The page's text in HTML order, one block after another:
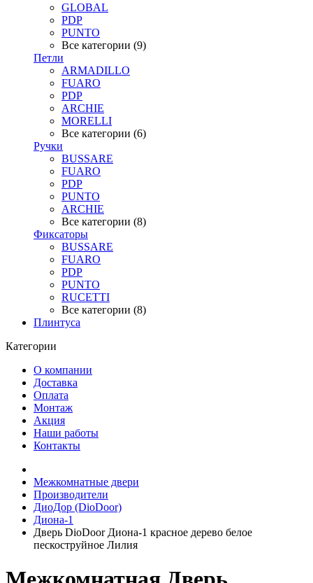
GLOBAL
PDP
PUNTO
Все категории (9)
Петли
ARMADILLO
FUARO
PDP
ARCHIE
MORELLI
Все категории (6)
Ручки
BUSSARE
FUARO
PDP
PUNTO
ARCHIE
Все категории (8)
Фиксаторы
BUSSARE
FUARO
PDP
PUNTO
RUCETTI
Все категории (8)
Плинтуса
Категории
О компании
Доставка
Оплата
Монтаж
Акция
Наши работы
Контакты
Межкомнатные двери
Производители
ДиоДор (DioDoor)
Диона-1
Дверь DioDoor Диона-1 красное дерево белое
пескоструйное Лилия